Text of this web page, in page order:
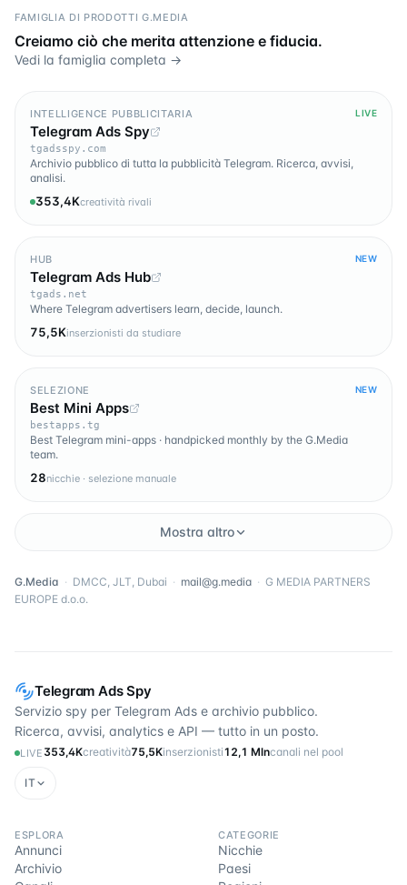
Telegram Ads Spy
Servizio spy per Telegram Ads e archivio pubblico.
Ricerca, avvisi, analytics e API — tutto in un posto.
LIVE 353,4Kcreatività75,5Kinserzionisti12,1 Mlncanali nel pool
IT
ESPLORA
Annunci
Archivio
CATEGORIE
Nicchie
Paesi
FAMIGLIA DI PRODOTTI G.MEDIA
Creiamo ciò che merita attenzione e fiducia.
Vedi la famiglia completa →
INTELLIGENCE PUBBLICITARIA LIVE
Telegram Ads Spy
tgadsspy.com
Archivio pubblico di tutta la pubblicità Telegram. Ricerca, avvisi,
analisi.
353,4Kcreatività rivali
HUB NEW
Telegram Ads Hub
tgads.net
Where Telegram advertisers learn, decide, launch.
75,5Kinserzionisti da studiare
SELEZIONE NEW
Best Mini Apps
bestapps.tg
Best Telegram mini-apps · handpicked monthly by the G.Media
team.
28nicchie · selezione manuale
Mostra altro
G.Media · DMCC, JLT, Dubai · mail@g.media · G MEDIA PARTNERS
EUROPE d.o.o.